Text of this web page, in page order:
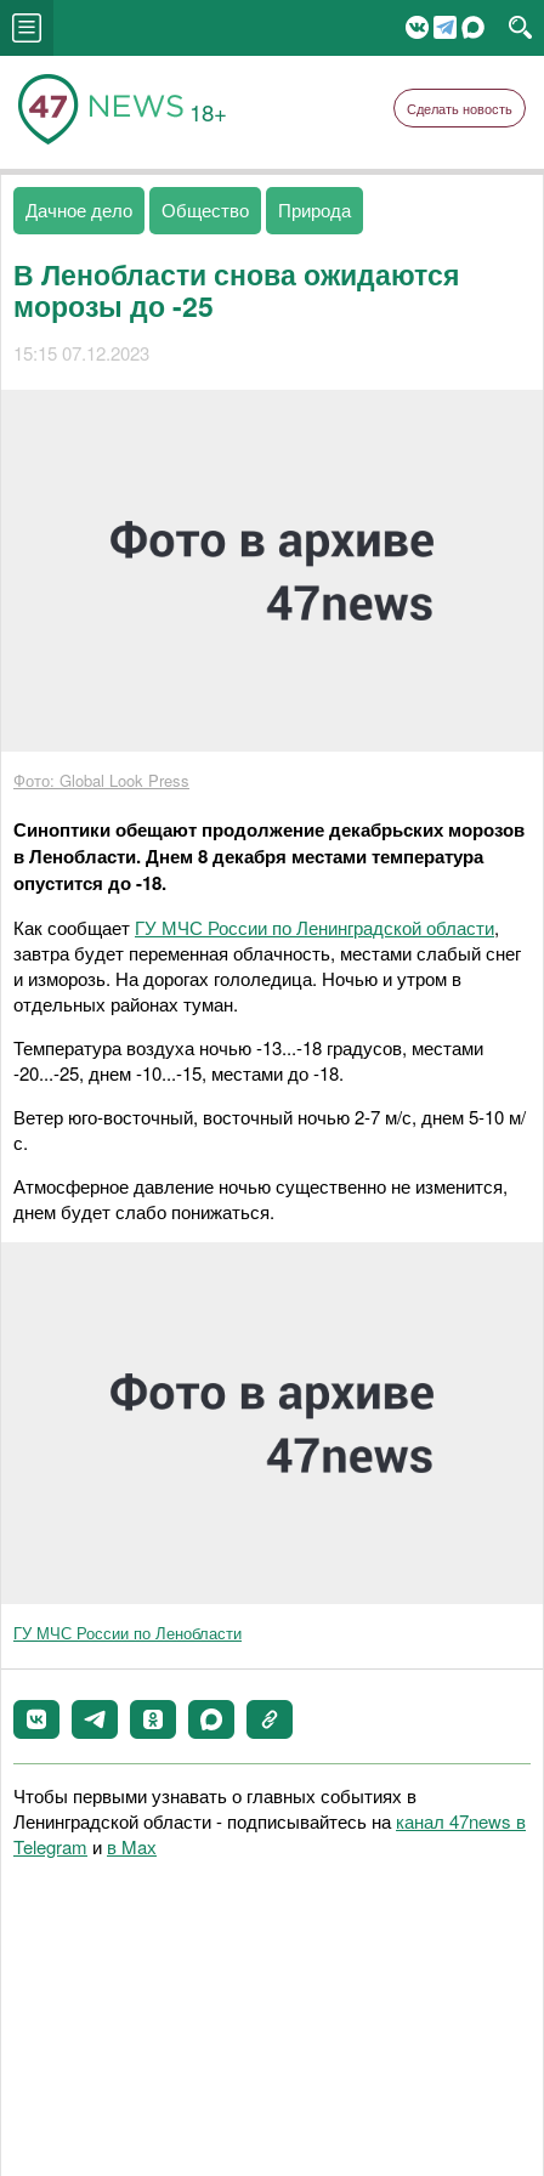
18+ Сделать новость
Дачное дело Общество Природа
В Ленобласти снова ожидаются
морозы до -25
15:15 07.12.2023
Фото: Global Look Press
Синоптики обещают продолжение декабрьских морозов
в Ленобласти. Днем 8 декабря местами температура
опустится до -18.
Как сообщает ГУ МЧС России по Ленинградской области,
завтра будет переменная облачность, местами слабый снег
и изморозь. На дорогах гололедица. Ночью и утром в
отдельных районах туман.
Температура воздуха ночью -13...-18 градусов, местами
-20...-25, днем -10...-15, местами до -18.
Ветер юго-восточный, восточный ночью 2-7 м/с, днем 5-10 м/
с.
Атмосферное давление ночью существенно не изменится,
днем будет слабо понижаться.
ГУ МЧС России по Ленобласти
Чтобы первыми узнавать о главных событиях в
Ленинградской области - подписывайтесь на канал 47news в
Telegram и в Maх